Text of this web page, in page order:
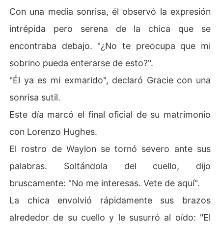
Con una media sonrisa, él observó la expresión
intrépida pero serena de la chica que se
encontraba debajo. "¿No te preocupa que mi
sobrino pueda enterarse de esto?".
"Él ya es mi exmarido", declaró Gracie con una
sonrisa sutil.
Este día marcó el final oficial de su matrimonio
con Lorenzo Hughes.
El rostro de Waylon se tornó severo ante sus
palabras. Soltándola del cuello, dijo
bruscamente: "No me interesas. Vete de aquí".
La chica envolvió rápidamente sus brazos
alrededor de su cuello y le susurró al oído: "El